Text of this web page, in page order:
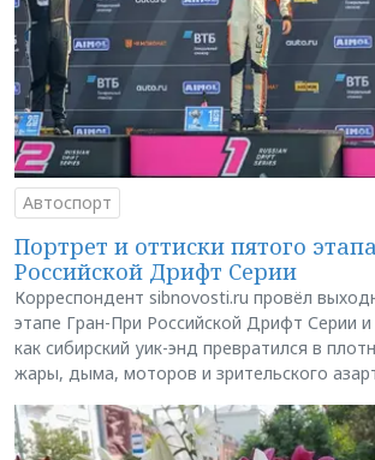
Автоспорт
Портрет и оттиски пятого
Российской Дрифт Серии
Корреспондент sibnovosti.ru провёл
этапе Гран-При Российской Дрифт Серии и
как сибирский уик-энд превратился в
жары, дыма, моторов и зрительского